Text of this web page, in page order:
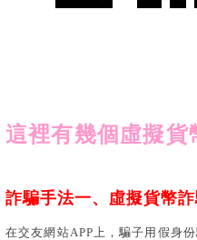
這裡有幾個虛擬貨
詐騙手法一、虛擬貨幣
在交友網站APP上，騙子用假身